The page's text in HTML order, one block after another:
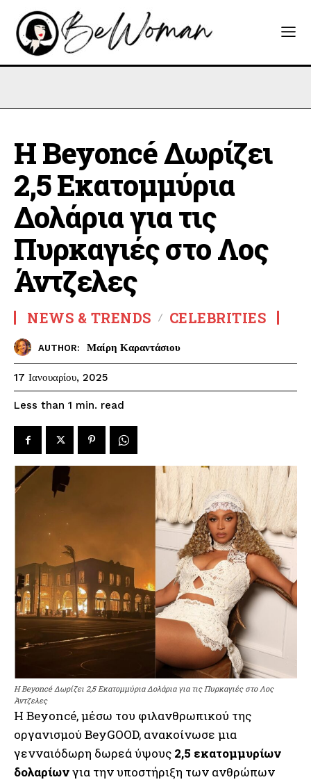
Η Beyoncé Δωρίζει
2,5 Εκατομμύρια
Δολάρια για τις
Πυρκαγιές στο Λος
Άντζελες
NEWS & TRENDS CELEBRITIES
AUTHOR: Μαίρη Καραντάσιου
17 Ιανουαρίου, 2025
Less than 1 min. read
Η Beyoncé Δωρίζει 2,5 Εκατομμύρια Δολάρια για τις Πυρκαγιές στο Λος
Άντζελες
Η Beyoncé, μέσω του φιλανθρωπικού της
οργανισμού BeyGOOD, ανακοίνωσε μια
γενναιόδωρη δωρεά ύψους 2,5 εκατομμυρίων
δολαρίωνγια την υποστήριξη των ανθρώπων